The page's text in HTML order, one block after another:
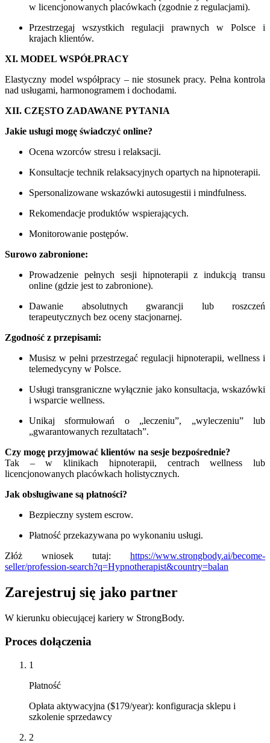
w licencjonowanych placówkach (zgodnie z regulacjami).
Przestrzegaj wszystkich regulacji prawnych w Polsce i
krajach klientów.
XI. MODEL WSPÓŁPRACY
Elastyczny model współpracy – nie stosunek pracy. Pełna kontrola
nad usługami, harmonogramem i dochodami.
XII. CZĘSTO ZADAWANE PYTANIA
Jakie usługi mogę świadczyć online?
Ocena wzorców stresu i relaksacji.
Konsultacje technik relaksacyjnych opartych na hipnoterapii.
Spersonalizowane wskazówki autosugestii i mindfulness.
Rekomendacje produktów wspierających.
Monitorowanie postępów.
Surowo zabronione:
Prowadzenie pełnych sesji hipnoterapii z indukcją transu
online (gdzie jest to zabronione).
Dawanie absolutnych gwarancji lub roszczeń
terapeutycznych bez oceny stacjonarnej.
Zgodność z przepisami:
Musisz w pełni przestrzegać regulacji hipnoterapii, wellness i
telemedycyny w Polsce.
Usługi transgraniczne wyłącznie jako konsultacja, wskazówki
i wsparcie wellness.
Unikaj sformułowań o „leczeniu”, „wyleczeniu” lub
„gwarantowanych rezultatach”.
Czy mogę przyjmować klientów na sesje bezpośrednie?
Tak – w klinikach hipnoterapii, centrach wellness lub
licencjonowanych placówkach holistycznych.
Jak obsługiwane są płatności?
Bezpieczny system escrow.
Płatność przekazywana po wykonaniu usługi.
Złóż wniosek tutaj: https://www.strongbody.ai/become-
seller/profession-search?q=Hypnotherapist&country=balan
Zarejestruj się jako partner
W kierunku obiecującej kariery w StrongBody.
Proces dołączenia
1
Płatność
Opłata aktywacyjna ($179/year): konfiguracja sklepu i
szkolenie sprzedawcy
2